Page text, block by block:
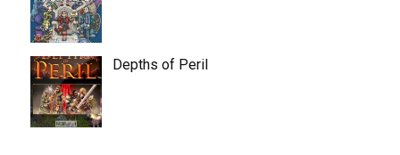
Depths of Peril